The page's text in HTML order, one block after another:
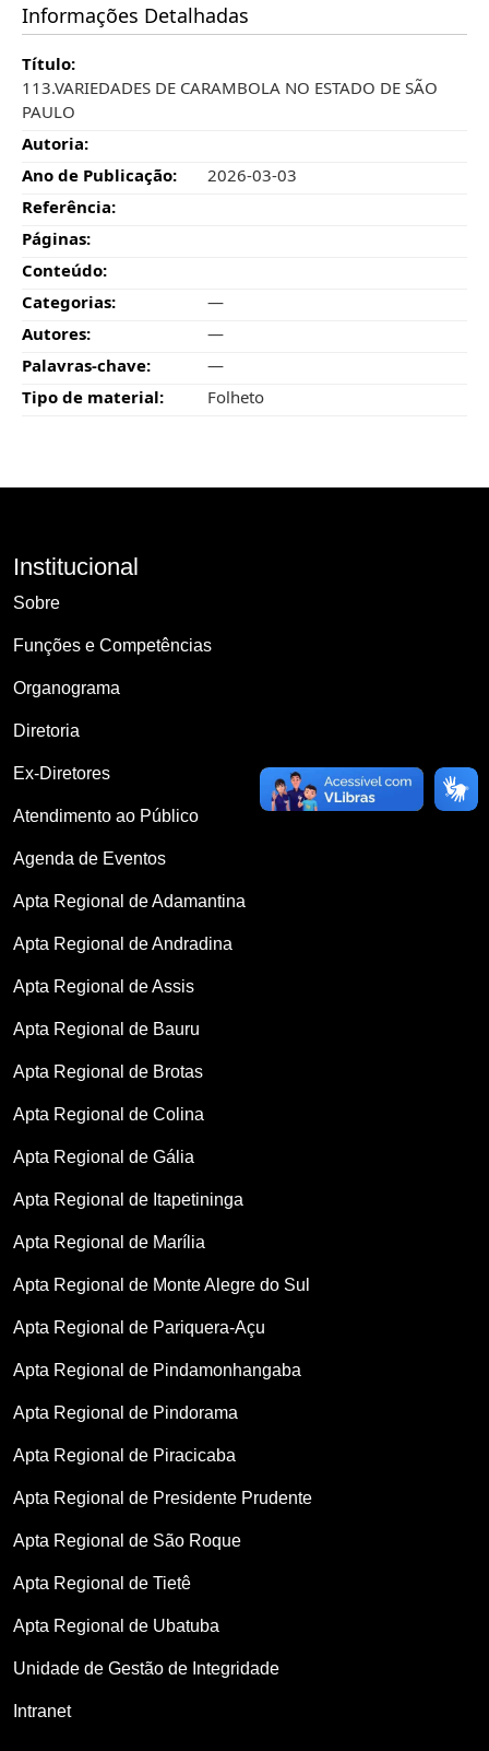
Informações Detalhadas
Título:
113.VARIEDADES DE CARAMBOLA NO ESTADO DE SÃO
PAULO
Autoria:
Ano de Publicação:
2026-03-03
Referência:
Páginas:
Conteúdo:
Categorias:
—
Autores:
—
Palavras-chave:
—
Tipo de material:
Folheto
Institucional
Sobre
Funções e Competências
Organograma
Diretoria
Ex-Diretores
Atendimento ao Público
Agenda de Eventos
Apta Regional de Adamantina
Apta Regional de Andradina
Apta Regional de Assis
Apta Regional de Bauru
Apta Regional de Brotas
Apta Regional de Colina
Apta Regional de Gália
Apta Regional de Itapetininga
Apta Regional de Marília
Apta Regional de Monte Alegre do Sul
Apta Regional de Pariquera-Açu
Apta Regional de Pindamonhangaba
Apta Regional de Pindorama
Apta Regional de Piracicaba
Apta Regional de Presidente Prudente
Apta Regional de São Roque
Apta Regional de Tietê
Apta Regional de Ubatuba
Unidade de Gestão de Integridade
Intranet